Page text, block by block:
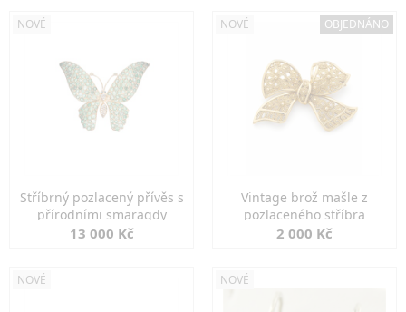
NOVÉ
Stříbrný pozlacený přívěs s
přírodními smaragdy
13 000 Kč
NOVÉ OBJEDNÁNO
Vintage brož mašle z
pozlaceného stříbra
2 000 Kč
NOVÉ NOVÉ